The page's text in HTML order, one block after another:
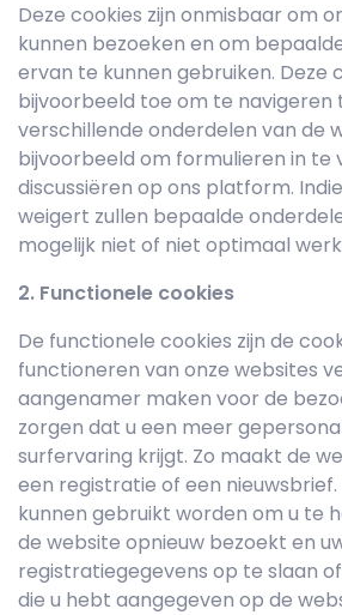
Deze cookies zijn onmisbaar om
kunnen bezoeken en om
ervan te kunnen gebruiken. Deze
bijvoorbeeld toe om te navigeren
verschillende onderdelen van de
bijvoorbeeld om formulieren in te
discussiëren op ons platform.
weigert zullen bepaalde
mogelijk niet of niet optimaal
2. Functionele cookies
De functionele cookies zijn de
functioneren van onze websites
aangenamer maken voor de
zorgen dat u een meer
surfervaring krijgt. Zo maakt de
een registratie of een nieuwsbrief.
kunnen gebruikt worden om u te
de website opnieuw bezoekt en
registratiegegevens op te slaan
die u hebt aangegeven op de